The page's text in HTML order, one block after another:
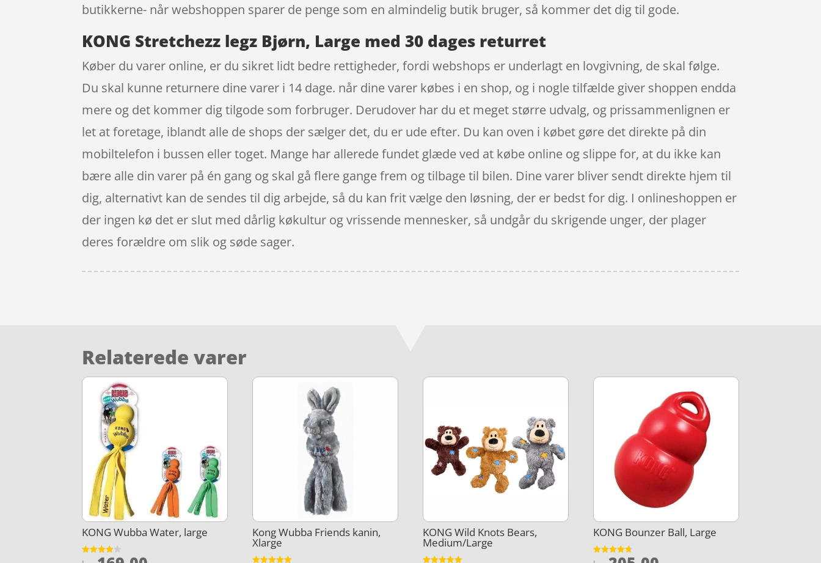
butikkerne- når webshoppen sparer de penge som en almindelig butik bruger, så kommer det dig til gode.
KONG Stretchezz legz Bjørn, Large med 30 dages returret
Køber du varer online, er du sikret lidt bedre rettigheder, fordi webshops er underlagt en lovgivning, de skal følge.
Du skal kunne returnere dine varer i 14 dage. når dine varer købes i en shop, og i nogle tilfælde giver shoppen endda
mere og det kommer dig tilgode som forbruger. Derudover har du et meget større udvalg, og prissammenlignen er
let at foretage, iblandt alle de shops der sælger det, du er ude efter. Du kan oven i købet gøre det direkte på din
mobiltelefon i bussen eller toget. Mange har allerede fundet glæde ved at købe online og slippe for, at du ikke kan
bære alle din varer på én gang og skal gå flere gange frem og tilbage til bilen. Dine varer bliver sendt direkte hjem til
dig, alternativt kan de sendes til dig arbejde, så du kan frit vælge den løsning, der er bedst for dig. I onlineshoppen er
der ingen kø det er slut med dårlig køkultur og vrissende mennesker, så undgår du skrigende unger, der plager
deres forældre om slik og søde sager.
Relaterede varer
KONG Wubba Water, large
Vurderet
Kong Wubba Friends kanin,
Xlarge
KONG Wild Knots Bears,
Medium/Large
KONG Bounzer Ball, Large
Vurderet